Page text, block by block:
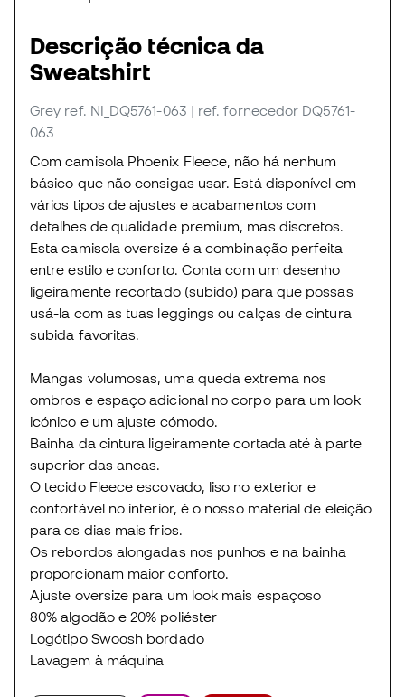
Descrição técnica da
Sweatshirt
Grey ref. NI_DQ5761-063 | ref. fornecedor DQ5761-
063
Com camisola Phoenix Fleece, não há nenhum
básico que não consigas usar. Está disponível em
vários tipos de ajustes e acabamentos com
detalhes de qualidade premium, mas discretos.
Esta camisola oversize é a combinação perfeita
entre estilo e conforto. Conta com um desenho
ligeiramente recortado (subido) para que possas
usá-la com as tuas leggings ou calças de cintura
subida favoritas.
Mangas volumosas, uma queda extrema nos
ombros e espaço adicional no corpo para um look
icónico e um ajuste cómodo.
Bainha da cintura ligeiramente cortada até à parte
superior das ancas.
O tecido Fleece escovado, liso no exterior e
confortável no interior, é o nosso material de eleição
para os dias mais frios.
Os rebordos alongadas nos punhos e na bainha
proporcionam maior conforto.
Ajuste oversize para um look mais espaçoso
80% algodão e 20% poliéster
Logótipo Swoosh bordado
Lavagem à máquina